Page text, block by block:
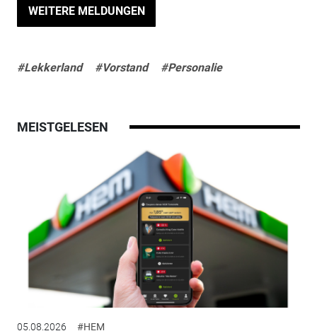
WEITERE MELDUNGEN
#Lekkerland #Vorstand #Personalie
MEISTGELESEN
05.08.2026 #HEM